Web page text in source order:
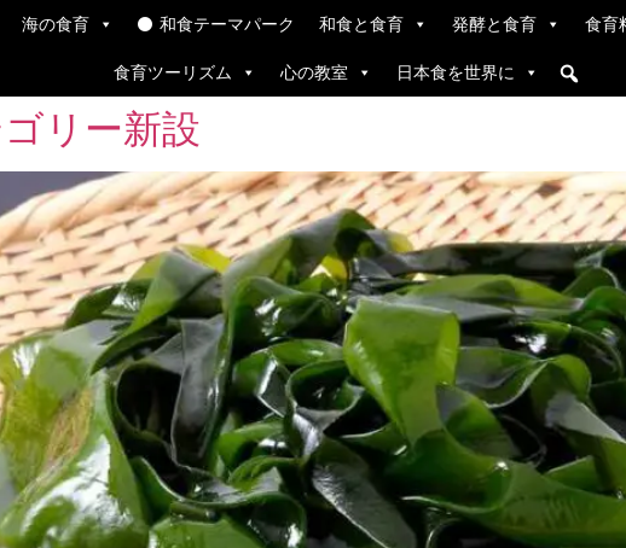
海の食育 和食テーマパーク 和食と食育 発酵と食育 食育
食育ツーリズム 心の教室 日本食を世界に
リー新設